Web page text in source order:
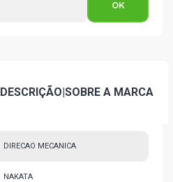
DESCRIÇÃO|SOBRE A MARCA
DIRECAO MECANICA
NAKATA